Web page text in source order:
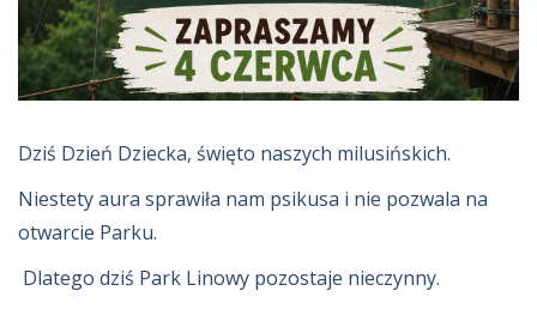
Dziś Dzień Dziecka, święto naszych milusińskich.
Niestety aura sprawiła nam psikusa i nie pozwala na
otwarcie Parku.
Dlatego dziś Park Linowy pozostaje nieczynny.